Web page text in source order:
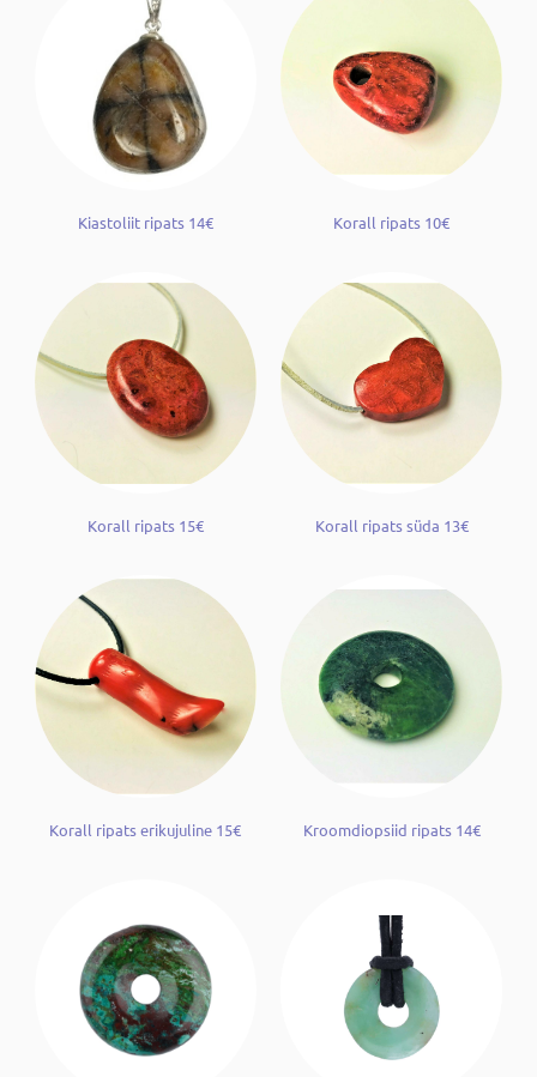
Kiastoliit ripats 14€ Korall ripats 10€
Korall ripats 15€ Korall ripats süda 13€
Korall ripats erikujuline 15€ Kroomdiopsiid ripats 14€